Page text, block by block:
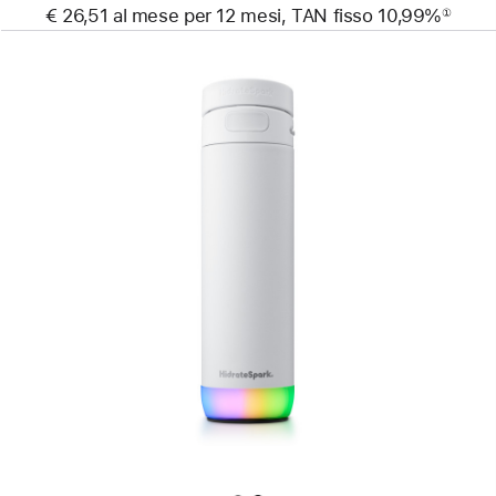
€ 26,51 al mese per 12 mesi, TAN fisso 10,99%
Nota
①
(621 ml)